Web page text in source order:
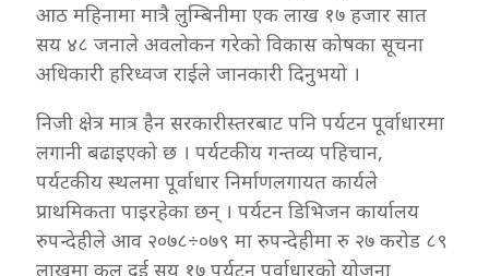
आठ महिनामा मात्रै लुम्बिनीमा एक लाख १७ हजार सात
सय ४८ जनाले अवलोकन गरेको विकास कोषका सूचना
अधिकारी हरिध्वज राईले जानकारी दिनुभयो ।
निजी क्षेत्र मात्र हैन सरकारीस्तरबाट पनि पर्यटन पूर्वाधारमा
लगानी बढाइएको छ । पर्यटकीय गन्तव्य पहिचान,
पर्यटकीय स्थलमा पूर्वाधार निर्माणलगायत कार्यले
प्राथमिकता पाइरहेका छन् । पर्यटन डिभिजन कार्यालय
रुपन्देहीले आव २०७८÷०७९ मा रुपन्देहीमा रु २७ करोड ८९
लाखमा कूल दुई सय १७ पर्यटन पूर्वाधारको योजना